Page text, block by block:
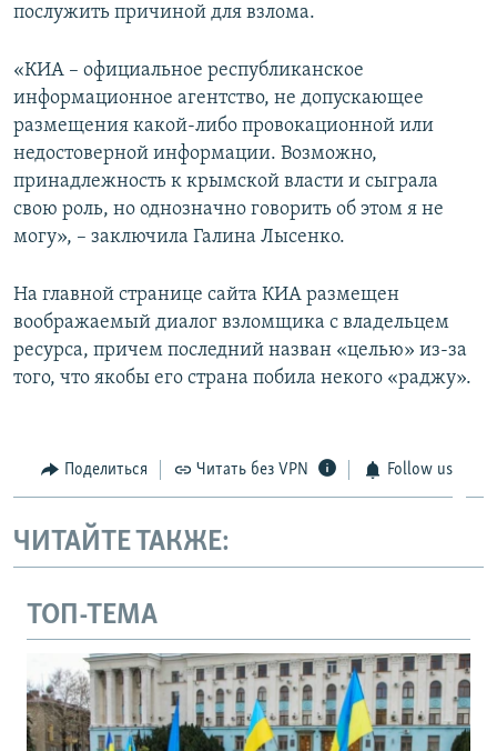
послужить причиной для взлома.
«КИА – официальное республиканское
информационное агентство, не допускающее
размещения какой-либо провокационной или
недостоверной информации. Возможно,
принадлежность к крымской власти и сыграла
свою роль, но однозначно говорить об этом я не
могу», – заключила Галина Лысенко.
На главной странице сайта КИА размещен
воображаемый диалог взломщика с владельцем
ресурса, причем последний назван «целью» из-за
того, что якобы его страна побила некого «раджу».
Поделиться Читать без VPN Follow us
ЧИТАЙТЕ ТАКЖЕ:
ТОП-ТЕМА